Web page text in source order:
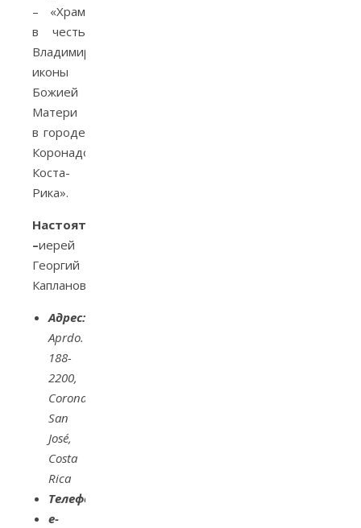
– «Храм
в честь
Владимирской
иконы
Божией
Матери
в городе
Коронадо,
Коста-
Рика».
Настоятель
–иерей
Георгий
Капланов
Адрес:
Aprdo.
188-
2200,
Coronado,
San
José,
Costa
Rica
Телефон:
e-